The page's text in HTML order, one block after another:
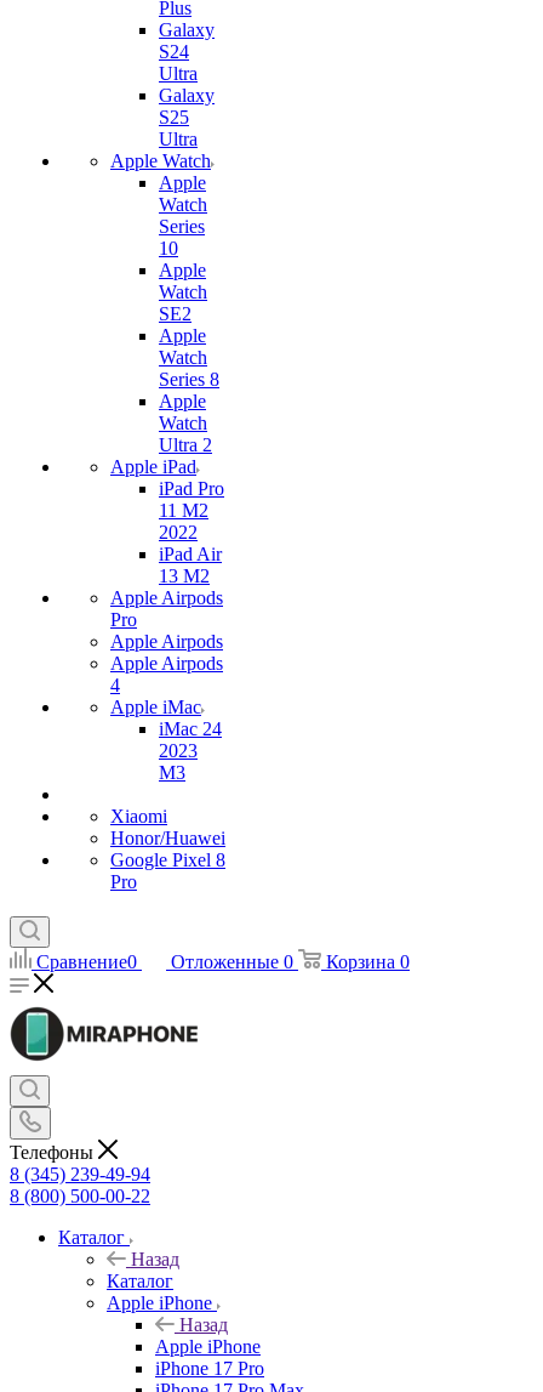
Plus
Galaxy
S24
Ultra
Galaxy
S25
Ultra
Apple Watch
Apple
Watch
Series
10
Apple
Watch
SE2
Apple
Watch
Series 8
Apple
Watch
Ultra 2
Apple iPad
iPad Pro
11 M2
2022
iPad Air
13 M2
Apple Airpods
Pro
Apple Airpods
Apple Airpods
4
Apple iMac
iMac 24
2023
M3
Xiaomi
Honor/Huawei
Google Pixel 8
Pro
Сравнение0 Отложенные 0 Корзина 0
Телефоны
8 (345) 239-49-94
8 (800) 500-00-22
Каталог
Назад
Каталог
Apple iPhone
Назад
Apple iPhone
iPhone 17 Pro